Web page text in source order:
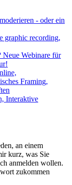
- oder ein
graphic recording,
Neue Webinare für
Framing,
Interaktive
an einem
kurz, was Sie
anmelden wollen.
zukommen